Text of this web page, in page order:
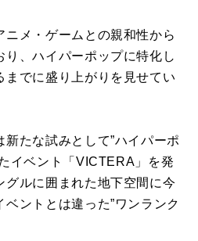
ニメ・ゲームとの親和性から
り、ハイパーポップに特化し
までに盛り上がりを見せてい
たな試みとして”ハイパーポ
イベント「VICTERA」を発
グルに囲まれた地下空間に今
ントとは違った”ワンランク